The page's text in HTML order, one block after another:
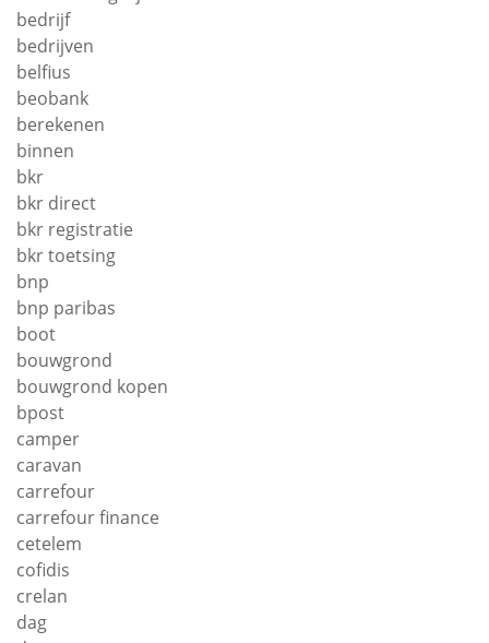
bedrijf
bedrijven
belfius
beobank
berekenen
binnen
bkr
bkr direct
bkr registratie
bkr toetsing
bnp
bnp paribas
boot
bouwgrond
bouwgrond kopen
bpost
camper
caravan
carrefour
carrefour finance
cetelem
cofidis
crelan
dag